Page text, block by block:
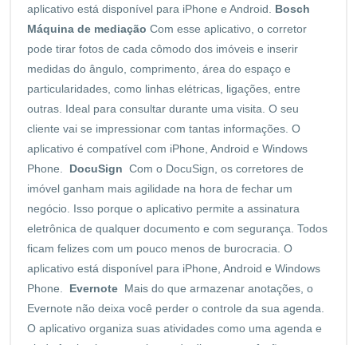
aplicativo está disponível para iPhone e Android. Bosch
Máquina de mediação Com esse aplicativo, o corretor
pode tirar fotos de cada cômodo dos imóveis e inserir
medidas do ângulo, comprimento, área do espaço e
particularidades, como linhas elétricas, ligações, entre
outras. Ideal para consultar durante uma visita. O seu
cliente vai se impressionar com tantas informações. O
aplicativo é compatível com iPhone, Android e Windows
Phone.
DocuSign Com o DocuSign, os corretores de
imóvel ganham mais agilidade na hora de fechar um
negócio. Isso porque o aplicativo permite a assinatura
eletrônica de qualquer documento e com segurança. Todos
ficam felizes com um pouco menos de burocracia. O
aplicativo está disponível para iPhone, Android e Windows
Phone.
Evernote Mais do que armazenar anotações, o
Evernote não deixa você perder o controle da sua agenda.
O aplicativo organiza suas atividades como uma agenda e